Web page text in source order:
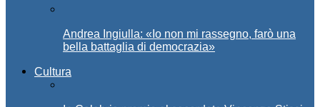
Andrea Ingiulla: «Io non mi rassegno, farò una
bella battaglia di democrazia»
Cultura